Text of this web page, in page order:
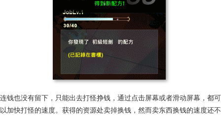
连钱也没有留下，只能出去打怪挣钱，通过点击屏幕或者滑动屏幕，都可
以加快打怪的速度。获得的资源处卖掉换钱，然而卖东西换钱的速度还不